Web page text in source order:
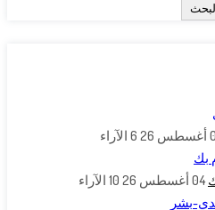
6 الآراء
04 أغسطس 26 10الآراء